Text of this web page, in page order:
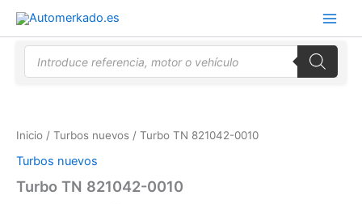
contenido
Búsqueda
Inicio / Turbos nuevos / Turbo TN 821042-0010
Turbos nuevos
Turbo TN 821042-0010